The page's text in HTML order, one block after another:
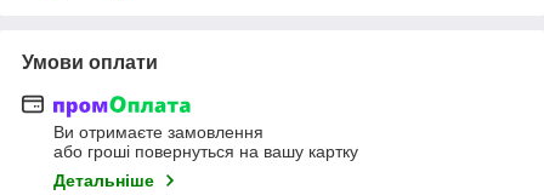
Умови оплати
Ви отримаєте замовлення
або гроші повернуться на вашу картку
Детальніше